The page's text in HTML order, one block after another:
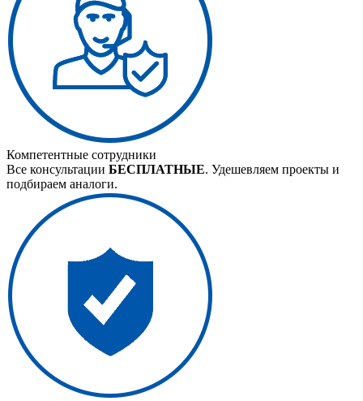
Компетентные сотрудники
Все консультации БЕСПЛАТНЫЕ. Удешевляем проекты и
подбираем аналоги.